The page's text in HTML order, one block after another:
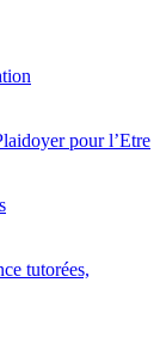
pour l’Etre
tutorées,